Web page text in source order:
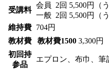
受講料
会員
2回 5,500円（
一般 2回 5,500円（
維持費
704円
教材費
教材費1500 3,300円
初回持
参品
エプロン、布巾、